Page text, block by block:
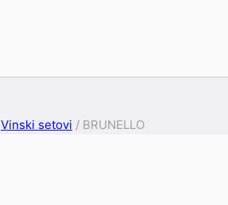
Vinski setovi / BRUNELLO